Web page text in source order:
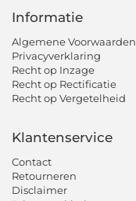
Informatie
Algemene Voorwaarden
Privacyverklaring
Recht op Inzage
Recht op Rectificatie
Recht op Vergetelheid
Klantenservice
Contact
Retourneren
Disclaimer